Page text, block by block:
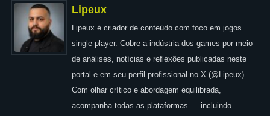
Lipeux
Lipeux é criador de conteúdo com foco em jogos
single player. Cobre a indústria dos games por meio
de análises, notícias e reflexões publicadas neste
portal e em seu perfil profissional no X (@Lipeux).
Com olhar crítico e abordagem equilibrada,
acompanha todas as plataformas — incluindo